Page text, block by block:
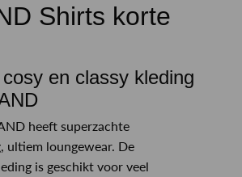
Shirts korte
en classy kleding
heeft superzachte
ultiem loungewear. De
is geschikt voor veel